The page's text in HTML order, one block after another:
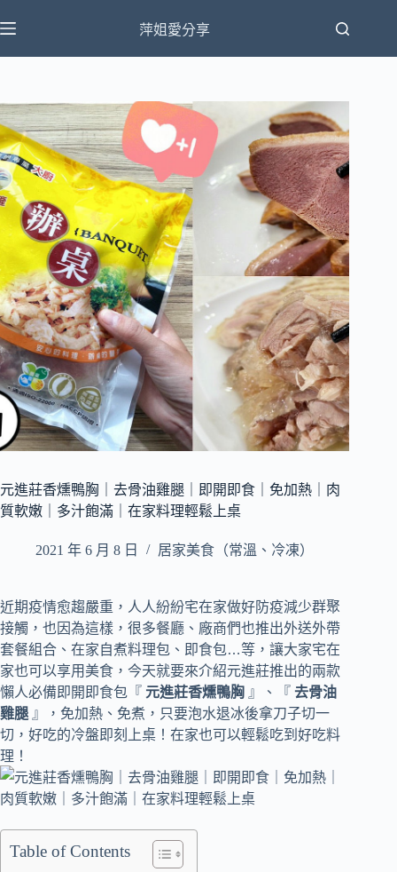
至
主
容
萍姐愛分享
元進莊香燻鴨胸｜去骨油雞腿｜即開即食｜免加熱｜肉
質軟嫩｜多汁飽滿｜在家料理輕鬆上桌
2021 年 6 月 8 日 居家美食（常溫、冷凍）
近期疫情愈趨嚴重，人人紛紛宅在家做好防疫減少群聚
接觸，也因為這樣，很多餐廳、廠商們也推出外送外帶
套餐組合、在家自煮料理包、即食包…等，讓大家宅在
家也可以享用美食， 今天就要來介紹元進莊推出的兩款
懶人必備即開即食包『 元進莊香燻鴨胸 』、『 去骨油
雞腿 』，免加熱、免煮，只要泡水退冰後拿刀子切一
切，好吃的冷盤即刻上桌！在家也可以輕鬆吃到好吃料
理！
Table of Contents